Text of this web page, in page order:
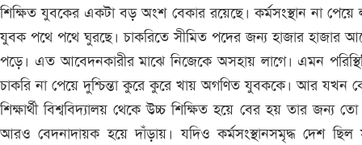
শিক্ষিত যুবকের একটা বড় অংশ বেকার রয়েছে। কর্মসংস্থান না পেয়ে
যুবক পথে পথে ঘুরছে। চাকরিতে সীমিত পদের জন্য হাজার হাজার
পড়ে। এত আবেদনকারীর মাঝে নিজেকে অসহায় লাগে। এমন
চাকরি না পেয়ে দুশ্চিন্তা কুরে কুরে খায় অগণিত যুবককে। আর যখন
শিক্ষার্থী বিশ্ববিদ্যালয় থেকে উচ্চ শিক্ষিত হয়ে বের হয় তার জন্য তো
আরও বেদনাদায়ক হয়ে দাঁড়ায়। যদিও কর্মসংস্থানসমৃদ্ধ দেশ ছিল